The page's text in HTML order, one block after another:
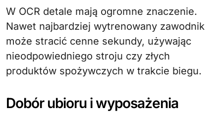
W OCR detale mają ogromne znaczenie.
Nawet najbardziej wytrenowany zawodnik
może stracić cenne sekundy, używając
nieodpowiedniego stroju czy złych
produktów spożywczych w trakcie biegu.
Dobór ubioru i wyposażenia